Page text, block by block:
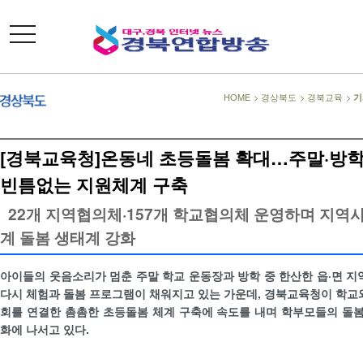
toggle
navigation
HOME > 경상북도 > 경북교육 >
[경북교육청]온동네 초등돌봄 확대…주말·방
빈틈없는 지원체계 구축
22개 지역협의체·157개 학교협의체 운영하며 지역
계 돌봄 생태계 강화
아이들의 웃음소리가 멈춘 주말 학교 운동장과 방학 중 한산한 읍·면 지
다시 체험과 돌봄 프로그램이 채워지고 있는 가운데, 경북교육청이 학교
회를 연결한 촘촘한 초등돌봄 체계 구축에 속도를 내며 학부모들의 돌
화에 나서고 있다.